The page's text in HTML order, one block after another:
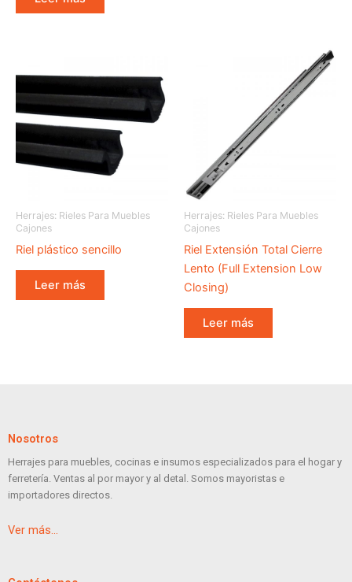
Herrajes: Rieles Para Muebles
Cajones
Riel plástico sencillo
Leer más
Herrajes: Rieles Para Muebles
Cajones
Riel Extensión Total Cierre
Lento (Full Extension Low
Closing)
Leer más
Nosotros
Herrajes para muebles, cocinas e insumos especializados para el hogar y
ferretería. Ventas al por mayor y al detal. Somos mayoristas e
importadores directos.
Ver más…